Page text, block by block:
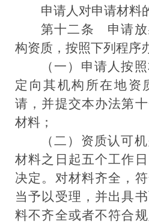
申请人对申请材料
第十二条 申请放
构资质，按照下列程序
（一）申请人按
定向其机构所在地资
请，并提交本办法第
材料；
（二）资质认可
材料之日起五个工作
决定。对材料齐全，
当予以受理，并出具
料不齐全或者不符合